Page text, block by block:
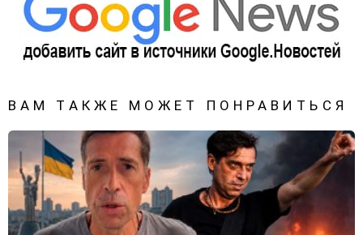
ВАМ ТАКЖЕ МОЖЕТ ПОНРАВИТЬСЯ